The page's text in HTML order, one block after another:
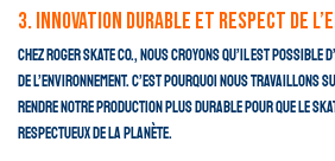
3. Innovation durable et respect de
Chez Roger Skate Co., nous croyons qu’il est
de l’environnement. C’est pourquoi nous travaillons
rendre notre production plus durable pour que le
respectueux de la planète.